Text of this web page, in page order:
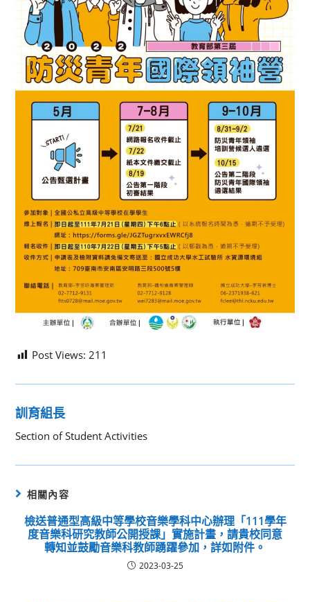
Post Views: 211
訓育組長
Section of Student Activities
相關內容
檢送普通型高級中等學校音樂學科中心辦理「111學年
度音樂科研究教師公開授課」實施計畫，請貴校同意
轉知並鼓勵音樂科教師踴躍參加，詳如附件。
2023-03-25